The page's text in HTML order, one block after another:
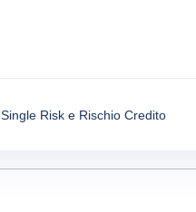
Single Risk e Rischio Credito